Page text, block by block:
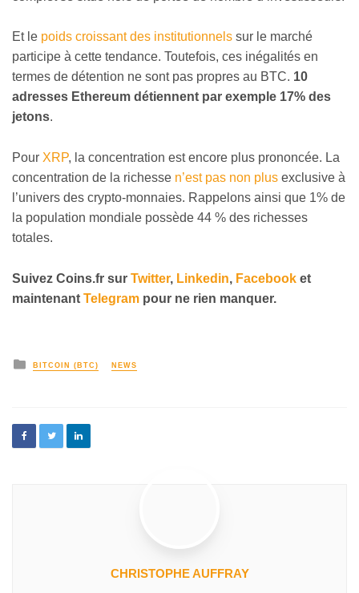
Et le poids croissant des institutionnels sur le marché
participe à cette tendance. Toutefois, ces inégalités en
termes de détention ne sont pas propres au BTC. 10
adresses Ethereum détiennent par exemple 17% des
jetons.
Pour XRP, la concentration est encore plus prononcée. La
concentration de la richesse n’est pas non plus exclusive à
l’univers des crypto-monnaies. Rappelons ainsi que 1% de
la population mondiale possède 44 % des richesses
totales.
Suivez Coins.fr sur Twitter, Linkedin, Facebook et
maintenant Telegram pour ne rien manquer.
BITCOIN (BTC) NEWS
CHRISTOPHE AUFFRAY